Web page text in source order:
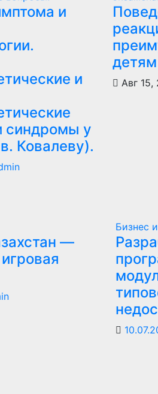
и
и
синдромы у
Ковалеву).
Авг 15,
—
Бизнес